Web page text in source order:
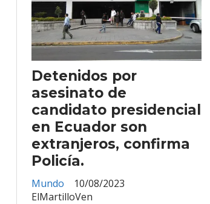
Detenidos por
asesinato de
candidato presidencial
en Ecuador son
extranjeros, confirma
Policía.
ElMartilloVen
Mundo 10/08/2023